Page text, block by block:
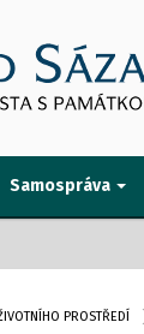
Samospráva
PROSTŘEDÍ